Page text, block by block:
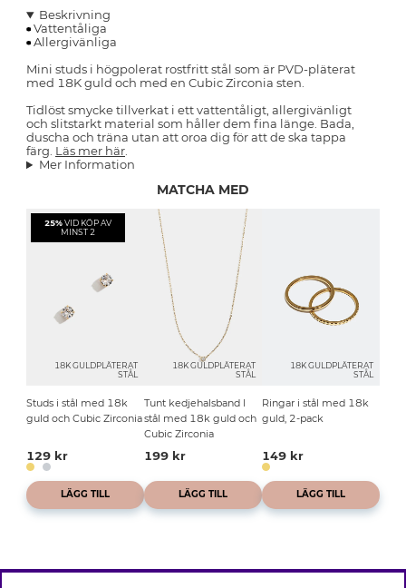
Beskrivning
Vattentåliga
Allergivänliga
Mini studs i högpolerat rostfritt stål som är PVD-pläterat
med 18K guld och med en Cubic Zirconia sten.
Tidlöst smycke tillverkat i ett vattentåligt, allergivänligt
och slitstarkt material som håller dem fina länge. Bada,
duscha och träna utan att oroa dig för att de ska tappa
färg. Läs mer här
Mer Information
MATCHA MED
25% VID KÖP AV
MINST 2
18K GULDPLÄTERAT
STÅL
Studs i stål med 18k
guld och Cubic Zirconia
129 kr
LÄGG TILL
18K GULDPLÄTERAT
STÅL
Tunt kedjehalsband I
stål med 18k guld och
Cubic Zirconia
199 kr
LÄGG TILL
18K GULDPLÄTERAT
STÅL
Ringar i stål med 18k
guld, 2-pack
149 kr
LÄGG TILL